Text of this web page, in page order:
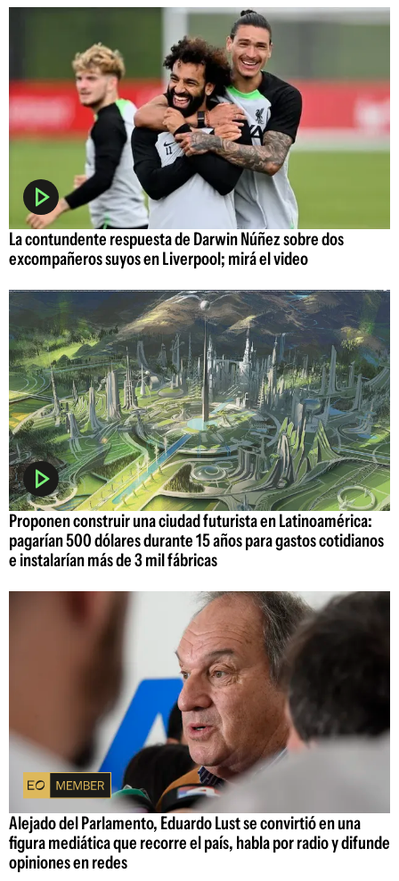
La contundente respuesta de Darwin Núñez sobre dos
excompañeros suyos en Liverpool; mirá el video
Proponen construir una ciudad futurista en Latinoamérica:
pagarían 500 dólares durante 15 años para gastos cotidianos
e instalarían más de 3 mil fábricas
Alejado del Parlamento, Eduardo Lust se convirtió en una
figura mediática que recorre el país, habla por radio y difunde
opiniones en redes